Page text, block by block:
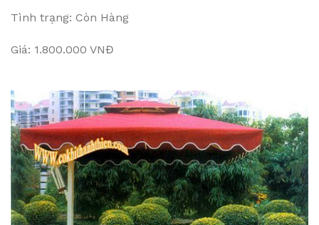
Tình trạng: Còn Hàng
Giá: 1.800.000 VNĐ